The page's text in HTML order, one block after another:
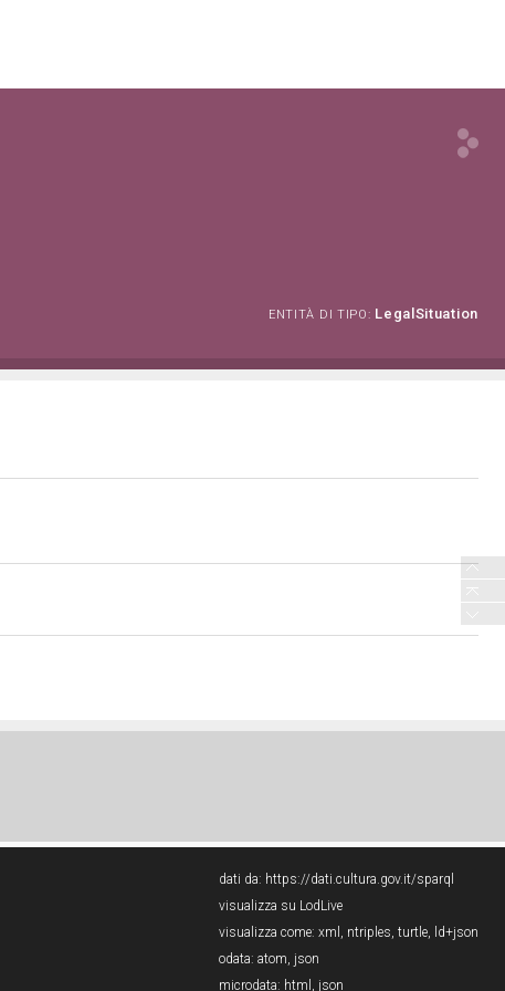
ENTITÀ DI TIPO: LegalSituation
dati da: https://dati.cultura.gov.it/sparql
visualizza su LodLive
visualizza come: xml , ntriples, turtle, ld+json
odata: atom, json
microdata: html , json